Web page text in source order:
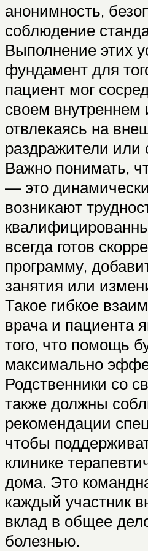
анонимность,
соблюдение
Выполнение этих
фундамент для
пациент мог
своем внутреннем
отвлекаясь на
раздражители или
Важно понимать,
— это
возникают
всегда готов
программу,
занятия или
Такое гибкое
врача и пациента
того, что помощь
максимально
Родственники со
также должны
рекомендации
чтобы
клинике
дома. Это
каждый участник
вклад в общее
болезнью.